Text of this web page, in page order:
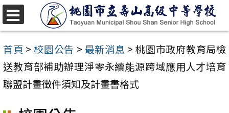
跳
至
主
要
內
首頁 > 校園公告 > 最新消息 > 桃園市政府教育局檢
送教育部補助辦理淨零永續能源跨域應用人才培育
聯盟計畫徵件須知及計畫書格式
選
單